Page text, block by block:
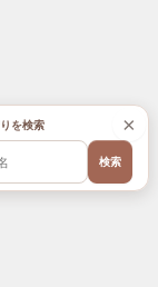
×
を検索
検索